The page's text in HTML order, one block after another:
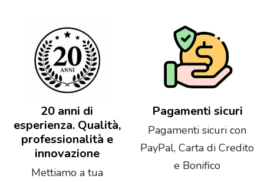
20 anni di
esperienza. Qualità,
professionalità e
innovazione
Mettiamo a tua
Pagamenti sicuri
Pagamenti sicuri con
PayPal, Carta di Credito
e Bonifico